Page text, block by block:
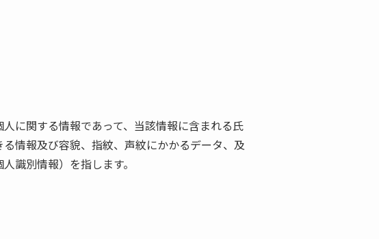
に関する情報であって、当該情報に含まれる氏
情報及び容貌、指紋、声紋にかかるデータ、及
識別情報）を指します。